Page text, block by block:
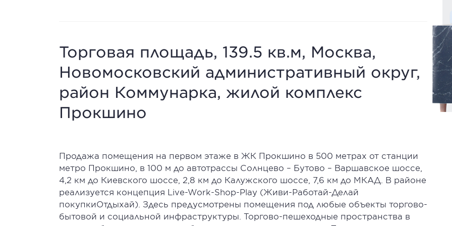
Торговая площадь, 139.5 кв.м, Москва,
Новомосковский административный округ,
район Коммунарка, жилой комплекс
Прокшино
Продажа помещения на первом этаже в ЖК Прокшино в 500 метрах от станции
метро Прокшино, в 100 м до автотрассы Солнцево – Бутово – Варшавское шоссе,
4,2 км до Киевского шоссе, 2,8 км до Калужского шоссе, 7,6 км до МКАД. В районе
реализуется концепция Live-Work-Shop-Play (Живи-Работай-Делай
покупкиОтдыхай). Здесь предусмотрены помещения под любые объекты торгово-
бытовой и социальной инфраструктуры. Торгово-пешеходные пространства в